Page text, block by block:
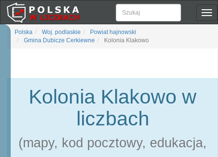
Polska Woj. podlaskie
Powiat hajnowski
Gmina Dubicze Cerkiewne
Kolonia Klakowo
Kolonia Klakowo w
liczbach
(mapy, kod pocztowy, edukacja,